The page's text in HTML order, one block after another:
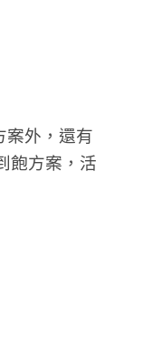
案外，還有
飽方案，活